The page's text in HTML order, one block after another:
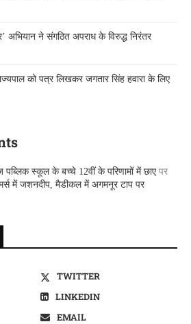
अभियान ने संगठित अपराध के विरुद्ध निरंतर
को पत्र लिखकर जगतार सिंह हवारा के लिए
स्कूल के बच्चे 12वीं के परिणामों में छाएपर
में जशनदीप, मैडीकल में अगमनूर टाप पर
TWITTER
LINKEDIN
EMAIL